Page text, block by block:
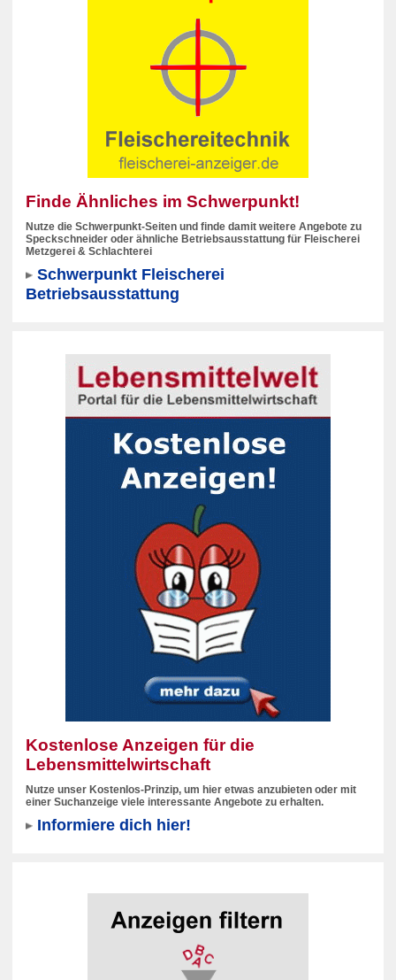
Finde Ähnliches im Schwerpunkt!
Nutze die Schwerpunkt-Seiten und finde damit weitere Angebote zu
Speckschneider oder ähnliche Betriebsausstattung für Fleischerei
Metzgerei & Schlachterei
Schwerpunkt Fleischerei
Betriebsausstattung
Kostenlose Anzeigen für die
Lebensmittelwirtschaft
Nutze unser Kostenlos-Prinzip, um hier etwas anzubieten oder mit
einer Suchanzeige viele interessante Angebote zu erhalten.
Informiere dich hier!